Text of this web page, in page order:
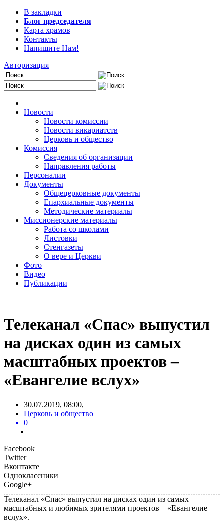
В закладки
Блог председателя
Карта храмов
Контакты
Напишите Нам!
Авторизация
Новости
Новости комиссии
Новости викариатств
Церковь и общество
Комиссия
Сведения об организации
Направления работы
Персоналии
Документы
Общецерковные документы
Епархиальные документы
Методические материалы
Миссионерские материалы
Работа со школами
Листовки
Стенгазеты
О вере и Церкви
Фото
Видео
Публикации
Телеканал «Спас» выпустил
на дисках один из самых
масштабных проектов –
«Евангелие вслух»
30.07.2019, 08:00,
Церковь и общество
0
Facebook
Twitter
Вконтакте
Одноклассники
Google+
Телеканал «Спас» выпустил на дисках один из самых
масштабных и любимых зрителями проектов – «Евангелие
вслух».